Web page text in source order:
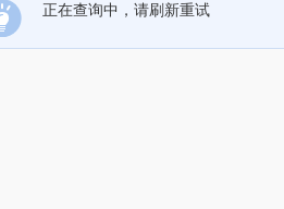
正在查询中，请刷新重试